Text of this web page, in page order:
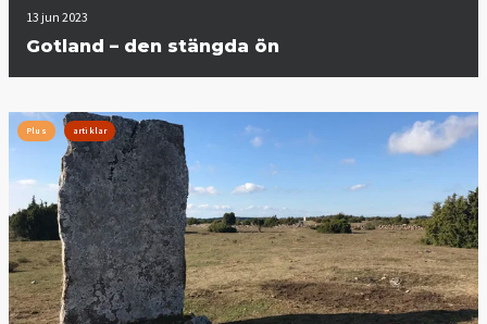
13 jun 2023
Gotland – den stängda ön
Plus artiklar